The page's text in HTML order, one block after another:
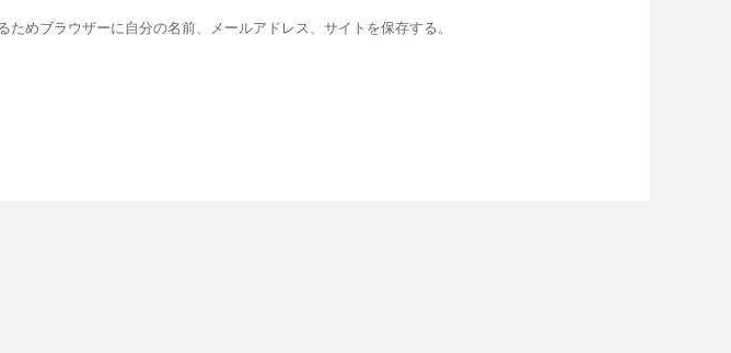
ためブラウザーに自分の名前、メールアドレス、サイトを保存する。